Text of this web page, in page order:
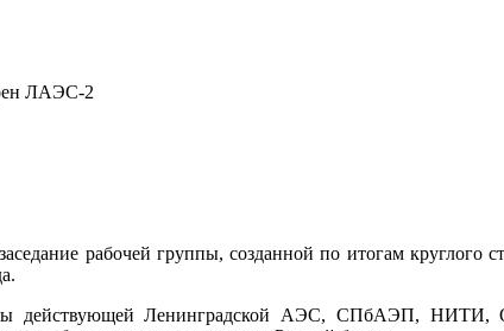
ЛАЭС-2
рабочей группы, созданной по итогам круглого
действующей Ленинградской АЭС, СПбАЭП, НИТИ,